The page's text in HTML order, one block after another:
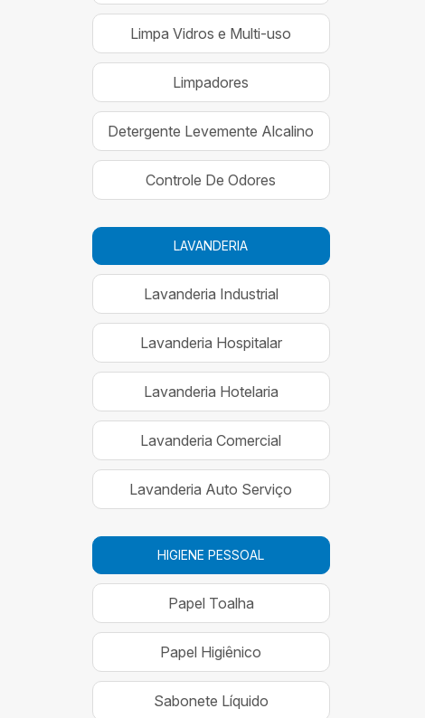
Limpa Vidros e Multi-uso
Limpadores
Detergente Levemente Alcalino
Controle De Odores
LAVANDERIA
Lavanderia Industrial
Lavanderia Hospitalar
Lavanderia Hotelaria
Lavanderia Comercial
Lavanderia Auto Serviço
HIGIENE PESSOAL
Papel Toalha
Papel Higiênico
Sabonete Líquido